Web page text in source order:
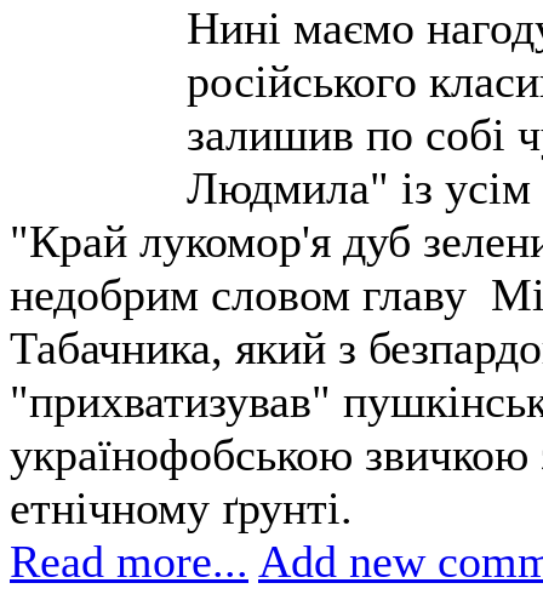
Нині маємо
російського
залишив по собі
Людмила" із усім
"Край лукомор'я дуб
недобрим словом главу
Табачника, який з
"прихватизував"
українофобською звичкою
етнічному ґрунті.
Read more... Add new